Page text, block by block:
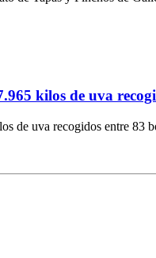
kilos de uva
de uva recogidos entre 83